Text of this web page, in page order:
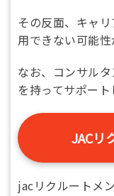
その反面、キャ
用できない可能性
なお、コンサル
を持ってサポート
JACリ
jacリクルートメ